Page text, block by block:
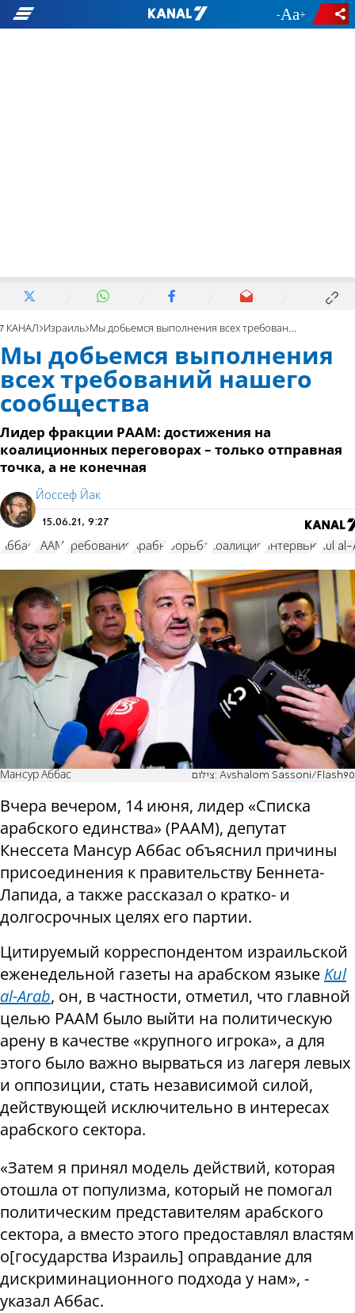
- +
7 КАНАЛ Израиль Мы добьемся выполнения всех требований нашего сообщества
Мы добьемся выполнения
всех требований нашего
сообщества
Лидер фракции РААМ: достижения на
коалиционных переговорах – только отправная
точка, а не конечная
Йоссеф Йак
15.06.21, 9:27
Аббас РААМ требования Арабы борьба коалиция интервью Kul
Мансур Аббас צילום: Avshalom Sassoni/Flash90
Вчера вечером, 14 июня, лидер «Списка
арабского единства» (РААМ), депутат
Кнессета Мансур Аббас объяснил причины
присоединения к правительству Беннета-
Лапида, а также рассказал о кратко- и
долгосрочных целях его партии.
Цитируемый корреспондентом израильской
еженедельной газеты на арабском языке Kul
al-Arab, он, в частности, отметил, что главной
целью РААМ было выйти на политическую
арену в качестве «крупного игрока», а для
этого было важно вырваться из лагеря левых
и оппозиции, стать независимой силой,
действующей исключительно в интересах
арабского сектора.
«Затем я принял модель действий, которая
отошла от популизма, который не помогал
политическим представителям арабского
сектора, а вместо этого предоставлял властям
о[государства Израиль] оправдание для
дискриминационного подхода у нам», -
указал Аббас.